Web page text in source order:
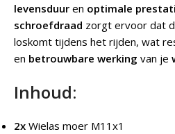
levensduur en optimale
schroefdraad zorgt ervoor dat
loskomt tijdens het rijden, wat
en betrouwbare werking van je
Inhoud:
2x Wielas moer M11x1